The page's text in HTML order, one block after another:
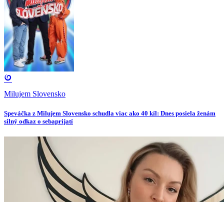
Milujem Slovensko
Speváčka z Milujem Slovensko schudla viac ako 40 kíl: Dnes posiela ženám
silný odkaz o sebaprijatí